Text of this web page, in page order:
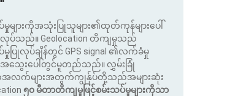
မှုများကိုအသုံးပြုသူများ၏ထုတ်ကုန်များပေါ်
ပ်သည်။ Geolocation တိကျမှုသည်
မှုပြုလုပ်ချိန်တွင် GPS signal ၏လက်ခံမှု
သွေးပေါ်တွင်မူတည်သည်။ လွှမ်းခြုံ
အလက်များအတွက်ကျွန်ုပ်တို့သည်အများဆုံး
၅၀ မီတာတိကျမှုဖြင့်စမ်းသပ်မှုများကိုသာ